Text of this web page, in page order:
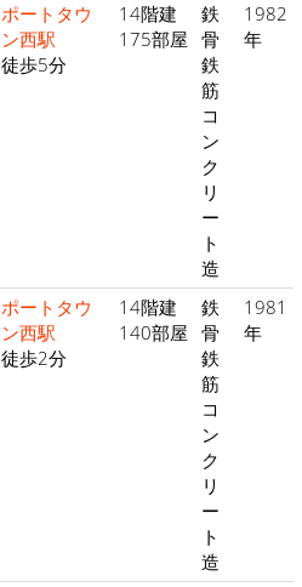
ポートタウ
ン西駅
徒歩5分
14階建
175部屋
鉄
骨
鉄
筋
コ
ン
ク
リ
ー
ト
造
1982
年
ポートタウ
ン西駅
徒歩2分
14階建
140部屋
鉄
骨
鉄
筋
コ
ン
ク
リ
ー
ト
造
1981
年